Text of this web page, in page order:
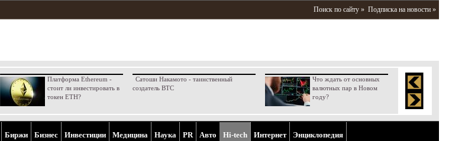
Поиск по сайту » Подписка на новости »
Платформа Ethereum -
стоит ли инвестировать в
токен ETH?
Сатоши Накамото - таинственный
создатель BTC
Что ждать от основных
валютных пар в Новом
году?
Биржи Бизнес Инвестиции Медицина Наука PR Aвто Hi-tech Интернет Энциклопедия